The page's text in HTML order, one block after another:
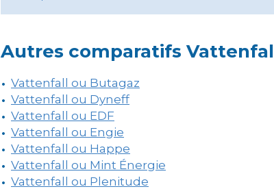
Autres comparatifs
Vattenfall ou Butagaz
Vattenfall ou Dyneff
Vattenfall ou EDF
Vattenfall ou Engie
Vattenfall ou Happe
Vattenfall ou Mint Énergie
Vattenfall ou Plenitude